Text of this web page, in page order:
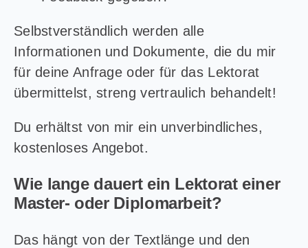
Selbstverständlich werden alle
Informationen und Dokumente, die du mir
für deine Anfrage oder für das Lektorat
übermittelst, streng vertraulich behandelt!
Du erhältst von mir ein unverbindliches,
kostenloses Angebot.
Wie lange dauert ein Lektorat einer
Master- oder Diplomarbeit?
Das hängt von der Textlänge und den